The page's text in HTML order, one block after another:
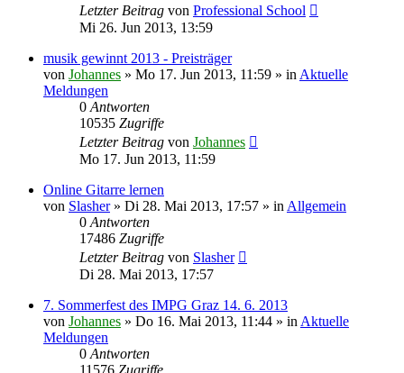
Letzter Beitrag von Professional School
Mi 26. Jun 2013, 13:59
musik gewinnt 2013 - Preisträger
von Johannes » Mo 17. Jun 2013, 11:59 » in Aktuelle
Meldungen
0 Antworten
10535 Zugriffe
Letzter Beitrag von Johannes
Mo 17. Jun 2013, 11:59
Online Gitarre lernen
von Slasher» Di 28. Mai 2013, 17:57 » in Allgemein
0 Antworten
17486 Zugriffe
Letzter Beitrag von Slasher
Di 28. Mai 2013, 17:57
7. Sommerfest des IMPG Graz 14. 6. 2013
von Johannes » Do 16. Mai 2013, 11:44 » in Aktuelle
Meldungen
0 Antworten
11576 Zugriffe